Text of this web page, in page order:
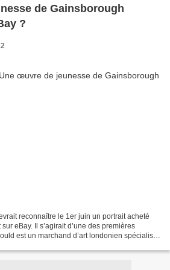
de Gainsborough
?
reconnaître le 1er juin un portrait acheté
eBay. Il s’agirait d’une des premières
est un marchand d’art londonien spécialisé